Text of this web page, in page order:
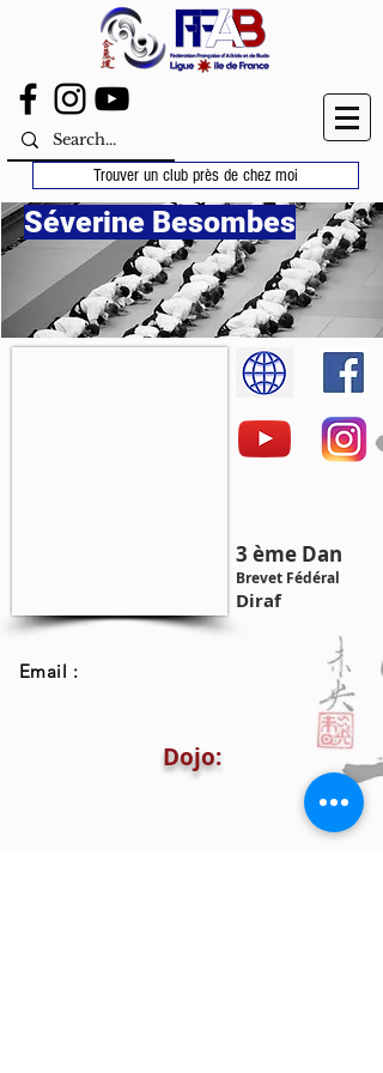
Trouver un club près de chez moi
Séverine Besombes
3 ème Dan
Brevet Fédéral
Diraf
Email :
Dojo: